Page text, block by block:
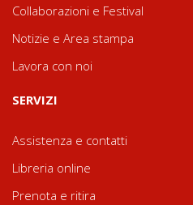
Collaborazioni e Festival
Notizie e Area stampa
Lavora con noi
SERVIZI
Assistenza e contatti
Libreria online
Prenota e ritira